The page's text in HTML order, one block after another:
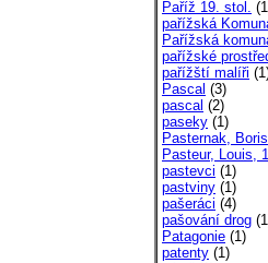
Paříž 19. stol.
pařížská
Pařížská
pařížské
pařížští malíři
Pascal (3)
pascal (2)
paseky (1)
Pasternak, Boris
Pasteur, Louis,
pastevci (1)
pastviny (1)
pašeráci (4)
pašování drog
Patagonie (1)
patenty (1)